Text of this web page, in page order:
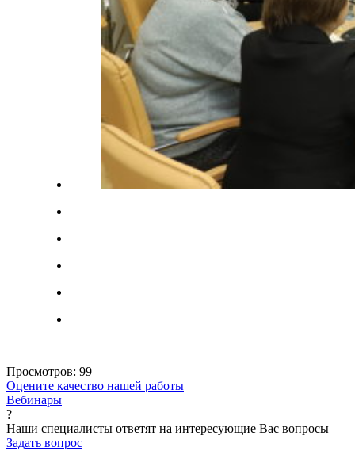
Просмотров: 99
Оцените качество нашей работы
Вебинары
?
Наши специалисты ответят на интересующие Вас вопросы
Задать вопрос